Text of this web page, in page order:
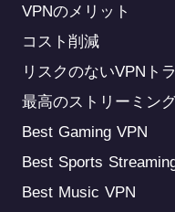
VPNのメリット
コスト削減
リスクのないVPNト
最高のストリーミン
Best Gaming VPN
Best Sports
Best Music VPN